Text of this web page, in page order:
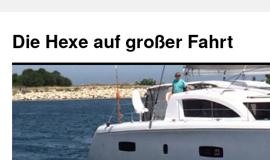
springen
Die Hexe auf großer Fahrt